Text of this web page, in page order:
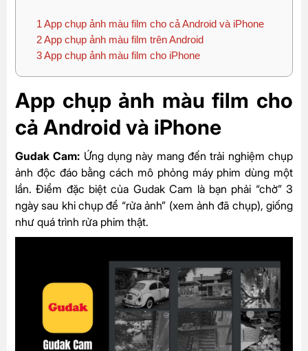
1 App chụp ảnh màu film cho cả Android và iPhone
2App chụp ảnh màu film trên Android
3App chụp ảnh màu film cho iPhone
App chụp ảnh màu film cho
cả Android và iPhone
Gudak Cam: Ứng dụng này mang đến trải nghiệm chụp
ảnh độc đáo bằng cách mô phỏng máy phim dùng một
lần. Điểm đặc biệt của Gudak Cam là bạn phải “chờ” 3
ngày sau khi chụp để “rửa ảnh” (xem ảnh đã chụp), giống
như quá trình rửa phim thật.